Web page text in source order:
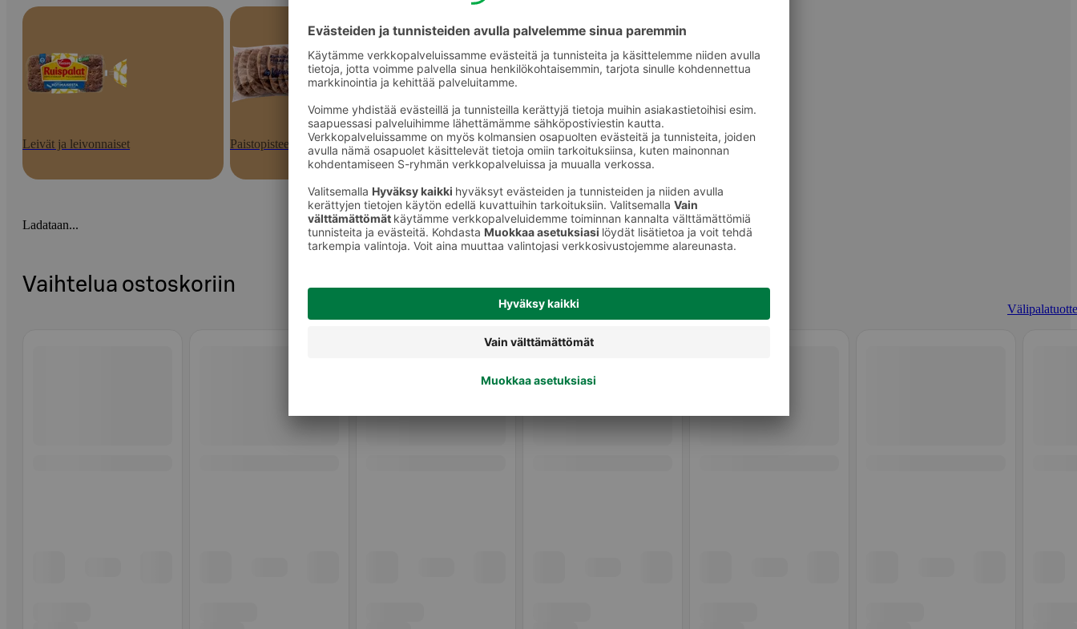
Leivät ja leivonnaiset Paistopisteen tuotteet Välipalatuotteet
Ladataan...
Vaihtelua ostoskoriin